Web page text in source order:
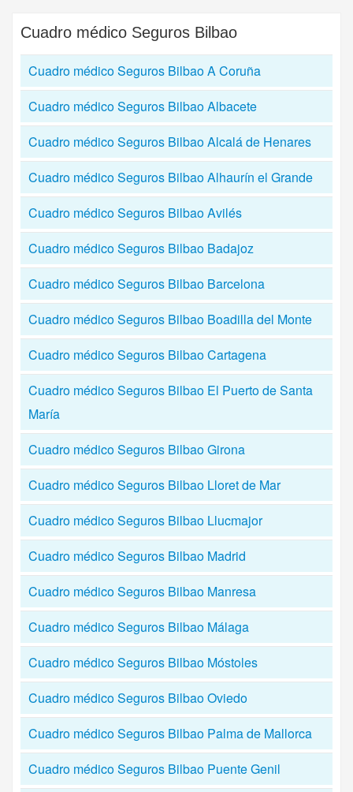
Cuadro médico Seguros Bilbao
Cuadro médico Seguros Bilbao A Coruña
Cuadro médico Seguros Bilbao Albacete
Cuadro médico Seguros Bilbao Alcalá de Henares
Cuadro médico Seguros Bilbao Alhaurín el Grande
Cuadro médico Seguros Bilbao Avilés
Cuadro médico Seguros Bilbao Badajoz
Cuadro médico Seguros Bilbao Barcelona
Cuadro médico Seguros Bilbao Boadilla del Monte
Cuadro médico Seguros Bilbao Cartagena
Cuadro médico Seguros Bilbao El Puerto de Santa
María
Cuadro médico Seguros Bilbao Girona
Cuadro médico Seguros Bilbao Lloret de Mar
Cuadro médico Seguros Bilbao Llucmajor
Cuadro médico Seguros Bilbao Madrid
Cuadro médico Seguros Bilbao Manresa
Cuadro médico Seguros Bilbao Málaga
Cuadro médico Seguros Bilbao Móstoles
Cuadro médico Seguros Bilbao Oviedo
Cuadro médico Seguros Bilbao Palma de Mallorca
Cuadro médico Seguros Bilbao Puente Genil